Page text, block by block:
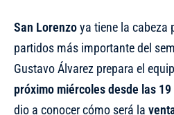
San Lorenzoya tiene la cabeza
partidos más importante del
Gustavo Álvarez prepara el
próximo miércoles desde las 19
dio a conocer cómo será la